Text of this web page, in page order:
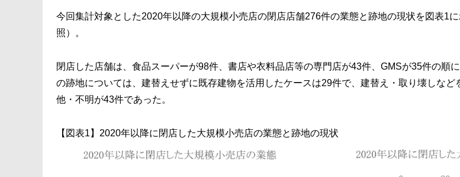
今回集計対象とした2020年以降の大規模小売店の閉店店舗276件の業態と跡地の現状を図表1
照）。
閉店した店舗は、食品スーパーが98件、書店や衣料品店等の専門店が43件、GMSが35件の順
の跡地については、建替えせずに既存建物を活用したケースは29件で、建替え・取り壊しなど
他・不明が43件であった。
【図表1】2020年以降に閉店した大規模小売店の業態と跡地の現状